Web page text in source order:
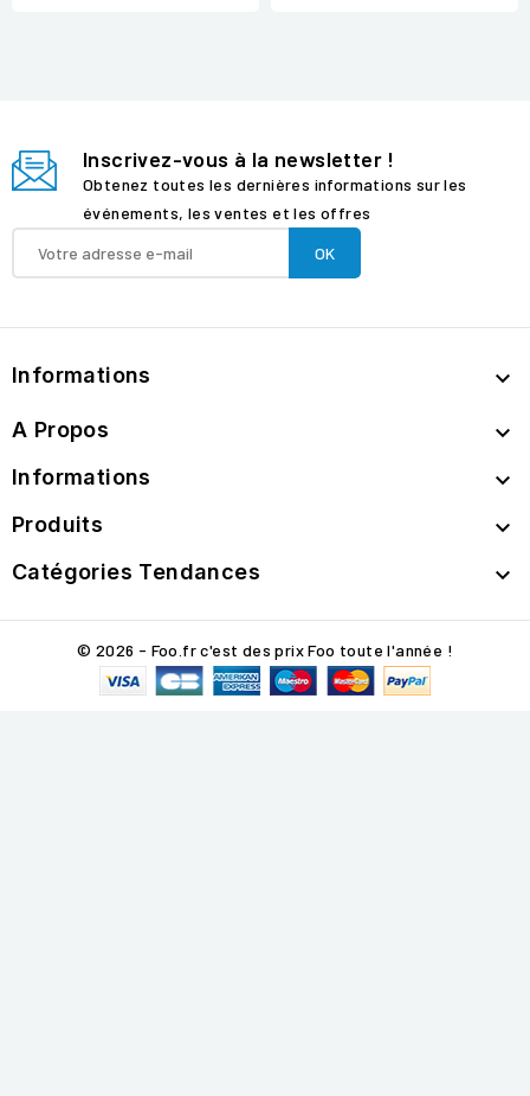
Inscrivez-vous à la newsletter !
Obtenez toutes les dernières informations sur les
événements, les ventes et les offres
Informations 
A Propos 
Informations 
Produits 
Catégories Tendances 
© 2026 - Foo.fr c'est des prix Foo toute l'année !